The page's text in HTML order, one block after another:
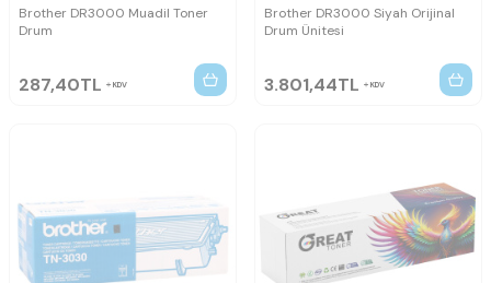
Brother DR3000 Muadil Toner
Drum
287,40TL KDV
Brother DR3000 Siyah Orijinal
Drum Ünitesi
3.801,44TL KDV